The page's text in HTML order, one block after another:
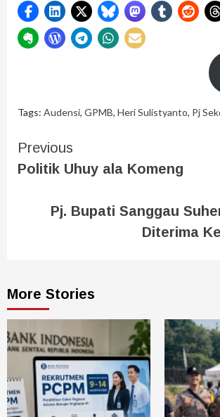
Tags: Audensi, GPMB, Heri Sulistyanto, Pj
Previous
Politik Uhuy ala Komeng
Pj. Bupati Sanggau
Diterima
More Stories